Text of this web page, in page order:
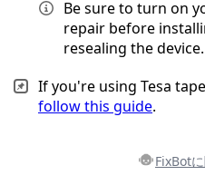
Be sure to turn on
repair before
resealing the device.
If you're using Tesa
follow this guide.
FixBot